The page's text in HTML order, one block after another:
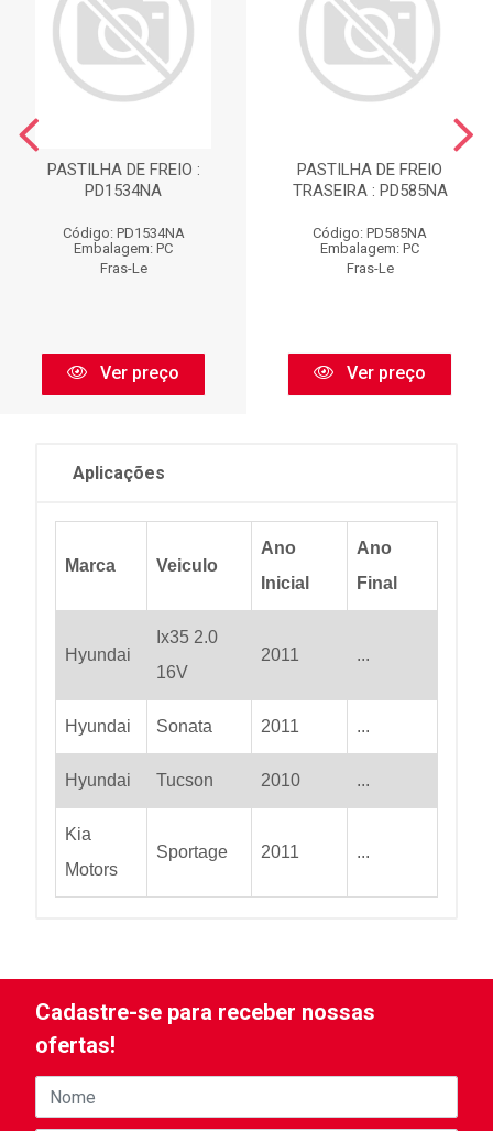
PASTILHA DE FREIO :
PD1534NA
Código: PD1534NA
Embalagem: PC
Fras-Le
Ver preço
PASTILHA DE FREIO
TRASEIRA : PD585NA
Código: PD585NA
Embalagem: PC
Fras-Le
Ver preço
Aplicações
Marca Veiculo
Ano
Inicial
Ano
Final
Hyundai
Ix35 2.0
16V
2011 ...
Hyundai Sonata 2011 ...
Hyundai Tucson 2010 ...
Kia
Motors
Sportage 2011 ...
Cadastre-se para receber nossas
ofertas!